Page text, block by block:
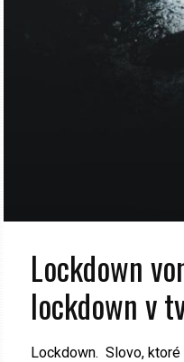
Lockdown
lockdown v
Lockdown. Slovo,